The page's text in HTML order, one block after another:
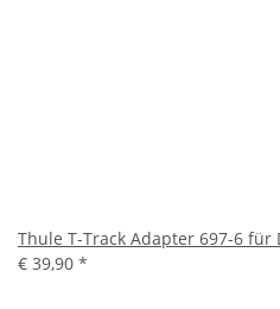
Thule T-Track Adapter 697-6 für
€ 39,90 *